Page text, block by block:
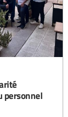
personnel